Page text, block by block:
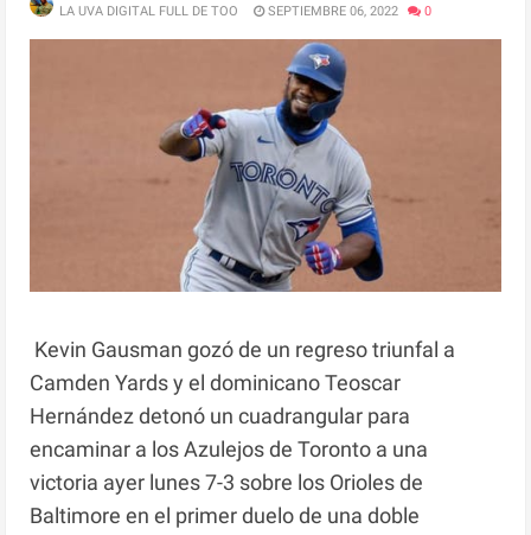
LA UVA DIGITAL FULL DE TOO SEPTIEMBRE 06, 2022 0
Kevin Gausman gozó de un regreso triunfal a
Camden Yards y el dominicano Teoscar
Hernández detonó un cuadrangular para
encaminar a los Azulejos de Toronto a una
victoria ayer lunes 7-3 sobre los Orioles de
Baltimore en el primer duelo de una doble